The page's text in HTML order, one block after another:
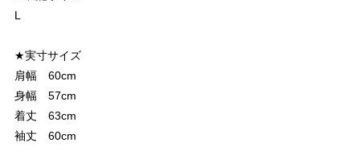
L
★実寸サイズ
肩幅 60cm
身幅 57cm
着丈 63cm
袖丈 60cm